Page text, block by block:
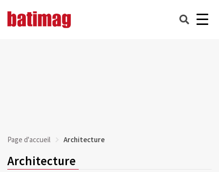
Page d'accueil Architecture
Architecture